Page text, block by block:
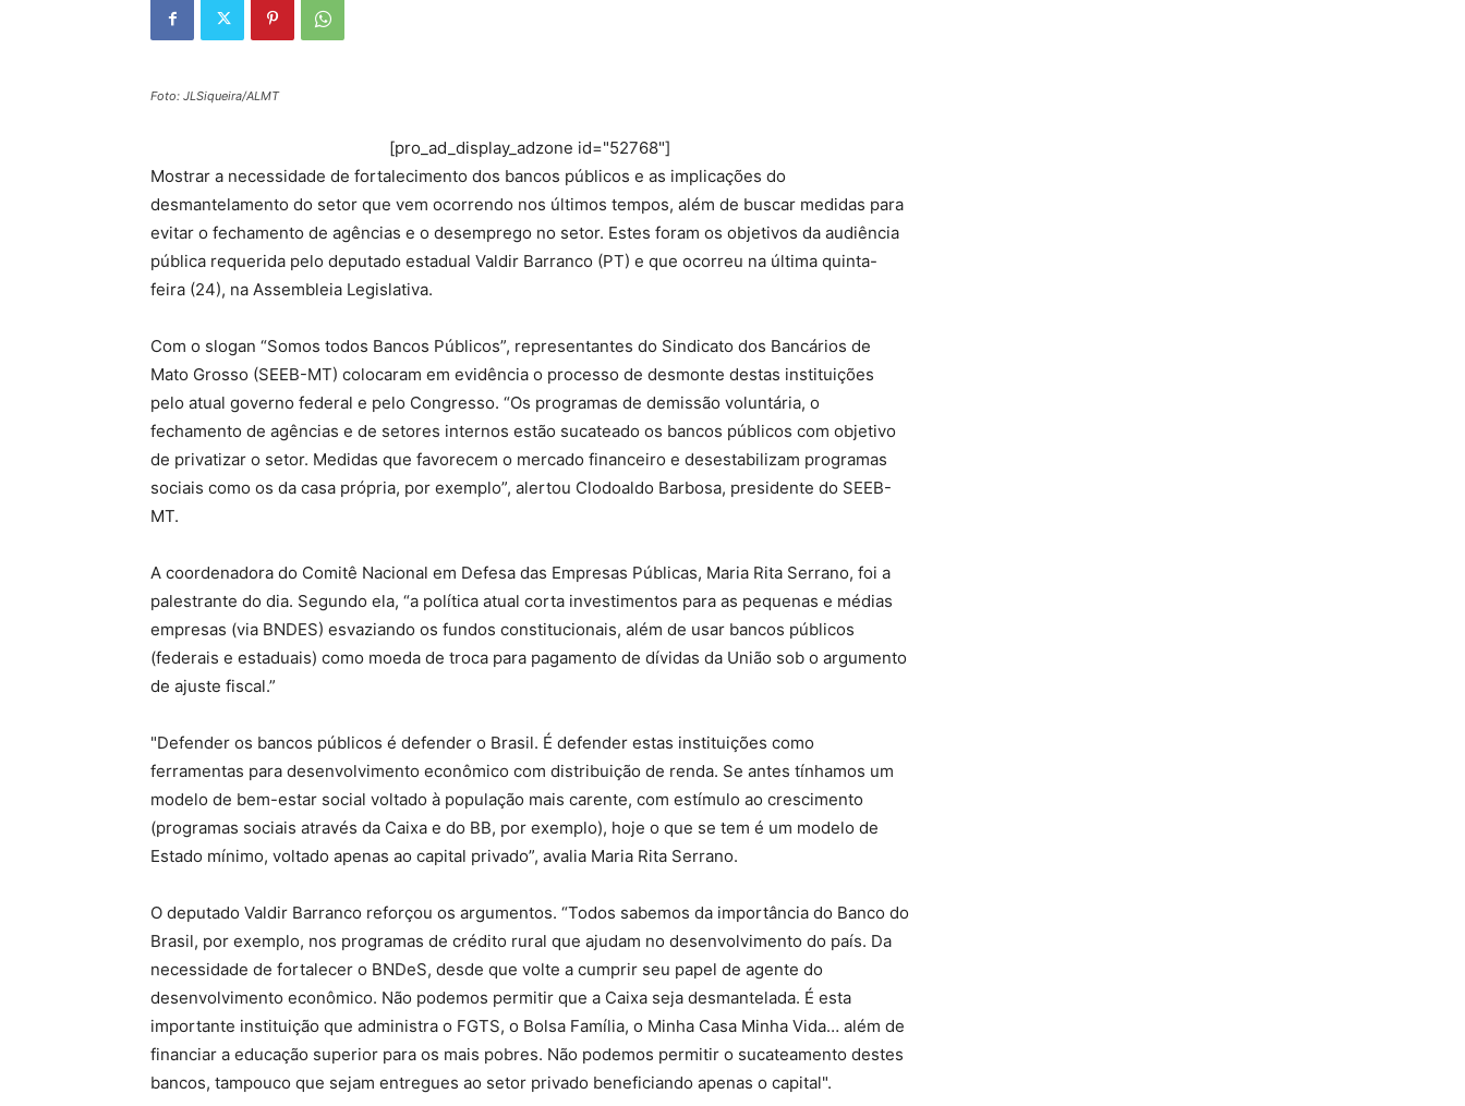
Foto: JLSiqueira/ALMT
[pro_ad_display_adzone id="52768"]
Mostrar a necessidade de fortalecimento dos bancos públicos e as implicações do
desmantelamento do setor que vem ocorrendo nos últimos tempos, além de buscar medidas para
evitar o fechamento de agências e o desemprego no setor. Estes foram os objetivos da audiência
pública requerida pelo deputado estadual Valdir Barranco (PT) e que ocorreu na última quinta-
feira (24), na Assembleia Legislativa.
Com o slogan “Somos todos Bancos Públicos”, representantes do Sindicato dos Bancários de
Mato Grosso (SEEB-MT) colocaram em evidência o processo de desmonte destas instituições
pelo atual governo federal e pelo Congresso. “Os programas de demissão voluntária, o
fechamento de agências e de setores internos estão sucateado os bancos públicos com objetivo
de privatizar o setor. Medidas que favorecem o mercado financeiro e desestabilizam programas
sociais como os da casa própria, por exemplo”, alertou Clodoaldo Barbosa, presidente do SEEB-
MT.
A coordenadora do Comitê Nacional em Defesa das Empresas Públicas, Maria Rita Serrano, foi a
palestrante do dia. Segundo ela, “a política atual corta investimentos para as pequenas e médias
empresas (via BNDES) esvaziando os fundos constitucionais, além de usar bancos públicos
(federais e estaduais) como moeda de troca para pagamento de dívidas da União sob o argumento
de ajuste fiscal.”
"Defender os bancos públicos é defender o Brasil. É defender estas instituições como
ferramentas para desenvolvimento econômico com distribuição de renda. Se antes tínhamos um
modelo de bem-estar social voltado à população mais carente, com estímulo ao crescimento
(programas sociais através da Caixa e do BB, por exemplo), hoje o que se tem é um modelo de
Estado mínimo, voltado apenas ao capital privado”, avalia Maria Rita Serrano.
O deputado Valdir Barranco reforçou os argumentos. “Todos sabemos da importância do Banco do
Brasil, por exemplo, nos programas de crédito rural que ajudam no desenvolvimento do país. Da
necessidade de fortalecer o BNDeS, desde que volte a cumprir seu papel de agente do
desenvolvimento econômico. Não podemos permitir que a Caixa seja desmantelada. É esta
importante instituição que administra o FGTS, o Bolsa Família, o Minha Casa Minha Vida… além de
financiar a educação superior para os mais pobres. Não podemos permitir o sucateamento destes
bancos, tampouco que sejam entregues ao setor privado beneficiando apenas o capital".